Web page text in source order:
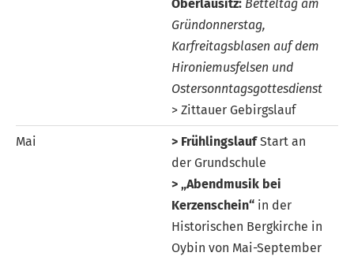
Oberlausitz: Betteltag am
Gründonnerstag,
Karfreitagsblasen auf dem
Hironiemusfelsen und
Ostersonntagsgottesdienst
> Zittauer Gebirgslauf
Mai > FrühlingslaufStart an
der Grundschule
> „Abendmusik bei
Kerzenschein“ in der
Historischen Bergkirche in
Oybin von Mai-September